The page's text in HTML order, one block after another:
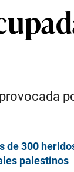
de 300
palestinos